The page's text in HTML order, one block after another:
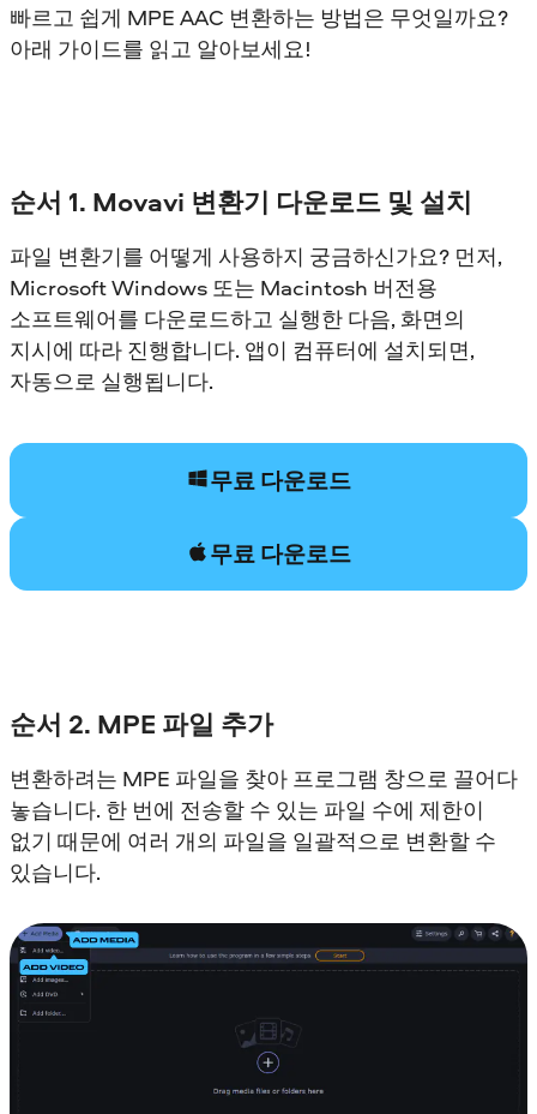
빠르고 쉽게 MPE AAC 변환하는 방법은 무엇일까요?
아래 가이드를 읽고 알아보세요!
순서 1. Movavi 변환기 다운로드 및 설치
파일 변환기를 어떻게 사용하지 궁금하신가요? 먼저,
Microsoft Windows 또는 Macintosh 버전용
소프트웨어를 다운로드하고 실행한 다음, 화면의
지시에 따라 진행합니다. 앱이 컴퓨터에 설치되면,
자동으로 실행됩니다.
무료 다운로드
무료 다운로드
순서 2. MPE 파일 추가
변환하려는 MPE 파일을 찾아 프로그램 창으로 끌어다
놓습니다. 한 번에 전송할 수 있는 파일 수에 제한이
없기 때문에 여러 개의 파일을 일괄적으로 변환할 수
있습니다.